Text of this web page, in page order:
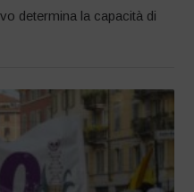
determina la capacità di